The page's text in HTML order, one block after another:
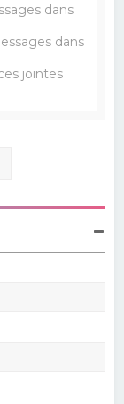
dans
dans
jointes